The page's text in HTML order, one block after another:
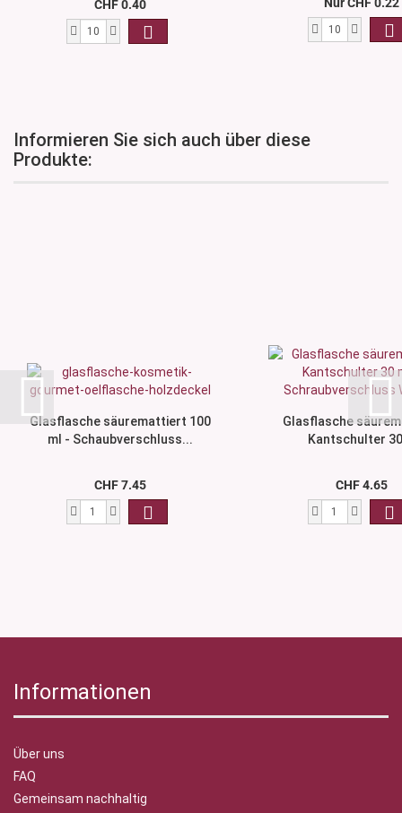
CHF 0.40 Nur CHF 0.22
Informieren Sie sich auch über diese
Produkte:
Glasflasche säuremattiert 100
ml - Schaubverschluss...
CHF 7.45
Glasflasche
Kantschulter
CHF 4.65
Informationen
Über uns
FAQ
Gemeinsam nachhaltig